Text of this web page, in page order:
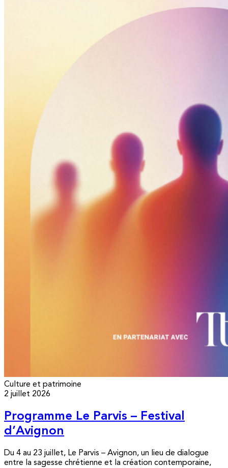
Culture et patrimoine
2 juillet 2026
Programme Le Parvis – Festival
d’Avignon
Du 4 au 23 juillet, Le Parvis – Avignon, un lieu de dialogue
entre la sagesse chrétienne et la création contemporaine,